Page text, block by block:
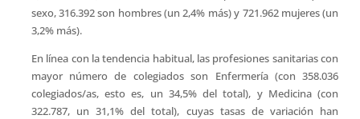
sexo, 316.392 son hombres (un 2,4% más) y 721.962 mujeres (un
3,2% más).
En línea con la tendencia habitual, las profesiones sanitarias con
mayor número de colegiados son Enfermería (con 358.036
colegiados/as, esto es, un 34,5% del total), y Medicina (con
322.787, un 31,1% del total), cuyas tasas de variación han